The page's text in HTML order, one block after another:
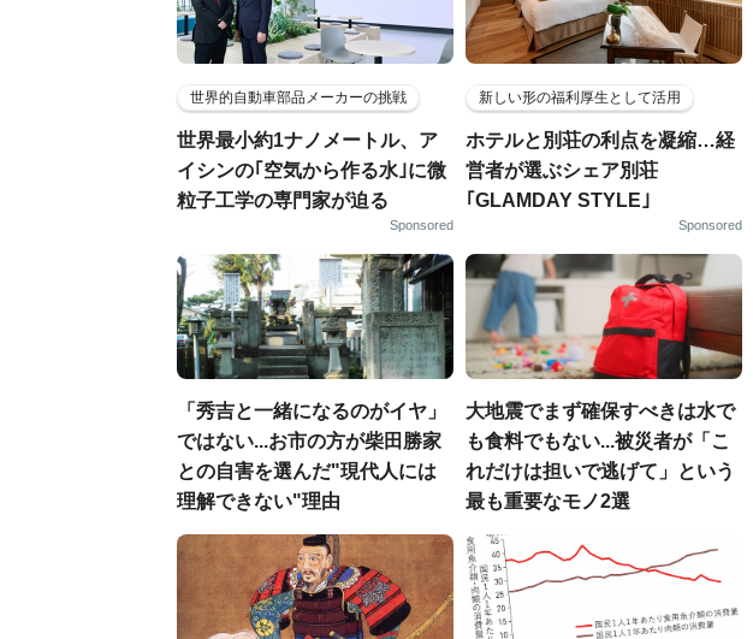
世界的自動車部品メーカーの挑戦
世界最小約1ナノメートル、ア
イシンの｢空気から作る水｣に微
粒子工学の専門家が迫る
Sponsored
新しい形の福利厚生として活用
ホテルと別荘の利点を凝縮…経
営者が選ぶシェア別荘
｢GLAMDAY STYLE｣
Sponsored
「秀吉と一緒になるのがイヤ」
ではない...お市の方が柴田勝家
との自害を選んだ"現代人には
理解できない"理由
大地震でまず確保すべきは水で
も食料でもない...被災者が「こ
れだけは担いで逃げて」という
最も重要なモノ2選